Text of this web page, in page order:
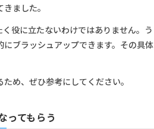
ました。
役に立たないわけではありません。う
ブラッシュアップできます。その具体
め、ぜひ参考にしてください。
ってもらう